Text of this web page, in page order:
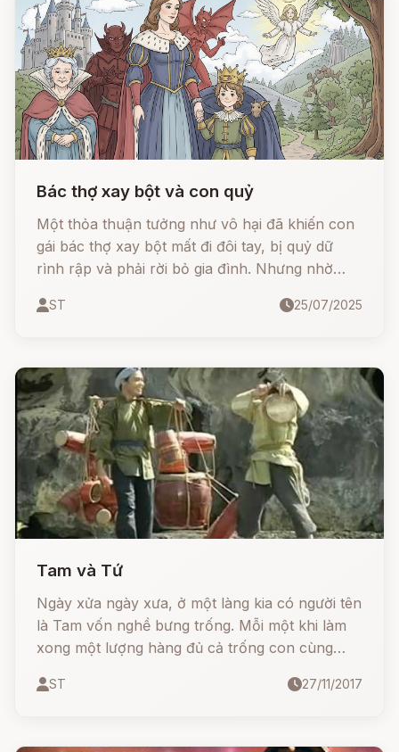
Bác thợ xay bột và con quỷ
Một thỏa thuận tưởng như vô hại đã khiến con
gái bác thợ xay bột mất đi đôi tay, bị quỷ dữ
rình rập và phải rời bỏ gia đình. Nhưng nhờ
cô đã vượt qua mọi khó khăn, tìm thấy tình yêu
ST 25/07/2025
Tam và Tứ
Ngày xửa ngày xưa, ở một làng kia có người tên
là Tam vốn nghề bưng trống. Mỗi một khi làm
xong một lượng hàng đủ cả trống con cùng
vùng ở lân cận khác để bán. Khi đã bán hết thì
ST 27/11/2017